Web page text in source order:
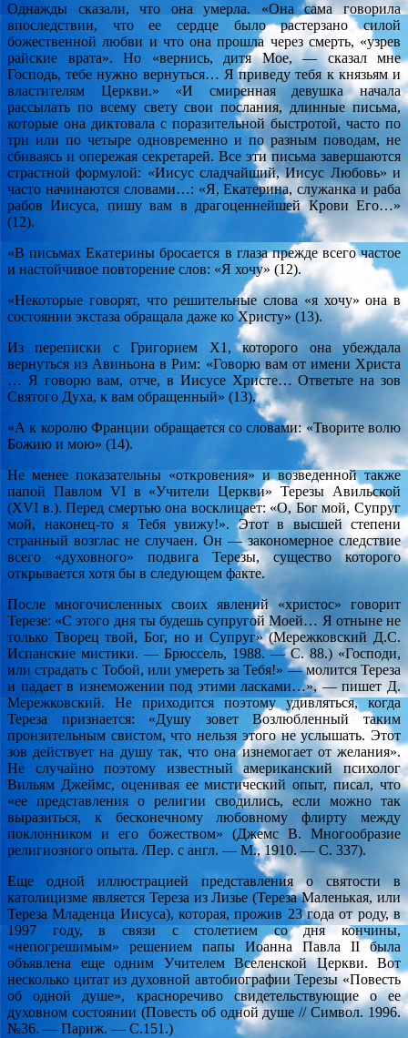
Однажды сказали, что она умерла. «Она сама говорила
впоследствии, что ее сердце было растерзано силой
божественной любви и что она прошла через смерть, «узрев
райские врата». Но «вернись, дитя Мое, — сказал мне
Господь, тебе нужно вернуться… Я приведу тебя к князьям и
властителям Церкви.» «И смиренная девушка начала
рассылать по всему свету свои послания, длинные письма,
которые она диктовала с поразительной быстротой, часто по
три или по четыре одновременно и по разным поводам, не
сбиваясь и опережая секретарей. Все эти письма завершаются
страстной формулой: «Иисус сладчайший, Иисус Любовь» и
часто начинаются словами…: «Я, Екатерина, служанка и раба
рабов Иисуса, пишу вам в драгоценнейшей Крови Его…»
(12).
«В письмах Екатерины бросается в глаза прежде всего частое
и настойчивое повторение слов: «Я хочу» (12).
«Некоторые говорят, что решительные слова «я хочу» она в
состоянии экстаза обращала даже ко Христу» (13).
Из переписки с Григорием Х1, которого она убеждала
вернуться из Авиньона в Рим: «Говорю вам от имени Христа
… Я говорю вам, отче, в Иисусе Христе… Ответьте на зов
Святого Духа, к вам обращенный» (13).
«А к королю Франции обращается со словами: «Творите волю
Божию и мою» (14).
Не менее показательны «откровения» и возведенной также
папой Павлом VI в «Учители Церкви» Терезы Авильской
(XVI в.). Перед смертью она восклицает: «О, Бог мой, Супруг
мой, наконец-то я Тебя увижу!». Этот в высшей степени
странный возглас не случаен. Он — закономерное следствие
всего «духовного» подвига Терезы, существо которого
открывается хотя бы в следующем факте.
После многочисленных своих явлений «христос» говорит
Терезе: «С этого дня ты будешь супругой Моей… Я отныне не
только Творец твой, Бог, но и Супруг» (Мережковский Д.С.
Испанские мистики. — Брюссель, 1988. — С. 88.) «Господи,
или страдать с Тобой, или умереть за Тебя!» — молится Тереза
и падает в изнеможении под этими ласками…», — пишет Д.
Мережковский. Не приходится поэтому удивляться, когда
Тереза признается: «Душу зовет Возлюбленный таким
пронзительным свистом, что нельзя этого не услышать. Этот
зов действует на душу так, что она изнемогает от желания».
Не случайно поэтому известный американский психолог
Вильям Джеймс, оценивая ее мистический опыт, писал, что
«ее представления о религии сводились, если можно так
выразиться, к бесконечному любовному флирту между
поклонником и его божеством» (Джемс В. Многообразие
религиозного опыта. /Пер. с англ. — М., 1910. — С. 337).
Еще одной иллюстрацией представления о святости в
католицизме является Тереза из Лизье (Тереза Маленькая, или
Тереза Младенца Иисуса), которая, прожив 23 года от роду, в
1997 году, в связи с столетием со дня кончины,
«непогрешимым» решением папы Иоанна Павла II была
объявлена еще одним Учителем Вселенской Церкви. Вот
несколько цитат из духовной автобиографии Терезы «Повесть
об одной душе», красноречиво свидетельствующие о ее
духовном состоянии (Повесть об одной душе // Символ. 1996.
№36. — Париж. — С.151.)